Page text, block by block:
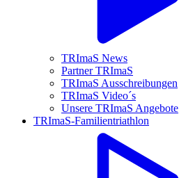
TRImaS News
Partner TRImaS
TRImaS Ausschreibungen
TRImaS Video´s
Unsere TRImaS Angebote
TRImaS-Familientriathlon